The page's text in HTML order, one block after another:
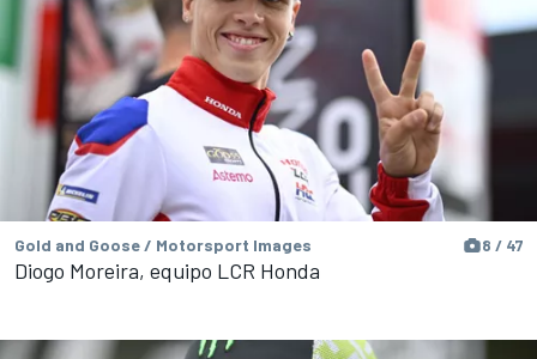
Gold and Goose / Motorsport Images 8 / 47
Diogo Moreira, equipo LCR Honda